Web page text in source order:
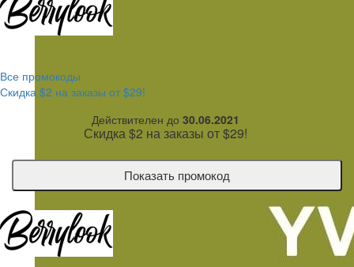
Все промокоды
Скидка $2 на заказы от $29!
Действителен до 30.06.2021
Скидка $2 на заказы от $29!
Показать промокод